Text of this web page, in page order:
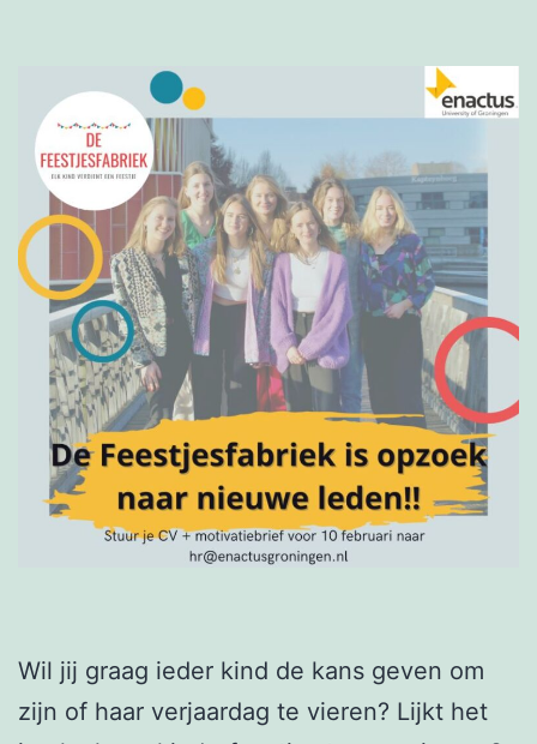
Wil jij graag ieder kind de kans geven om
zijn of haar verjaardag te vieren? Lijkt het